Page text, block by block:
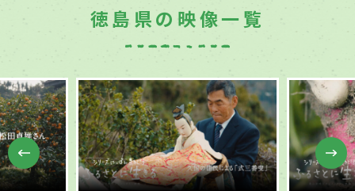
徳島県の映像一覧